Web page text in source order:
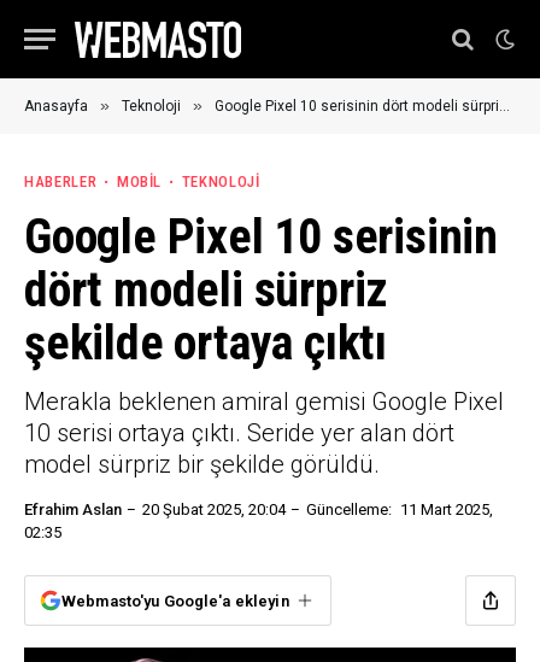
Anasayfa » Teknoloji » Google Pixel 10 serisinin dört modeli sürpriz şekilde ortaya çıktı
HABERLER MOBIL TEKNOLOJI
Google Pixel 10 serisinin
dört modeli sürpriz
şekilde ortaya çıktı
Merakla beklenen amiral gemisi Google Pixel
10 serisi ortaya çıktı. Seride yer alan dört
model sürpriz bir şekilde görüldü.
Efrahim Aslan 20 Şubat 2025, 20:04 Güncelleme: 11 Mart 2025,
02:35
Webmasto'yu Google'a ekleyin